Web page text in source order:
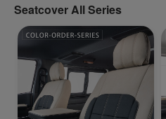
Seatcover All Series